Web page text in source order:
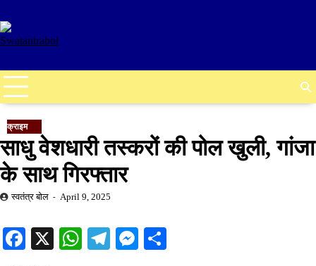
to
content
क्राइम
साधु वेशधारी तस्करों की पोल खुली, गांजा
के साथ गिरफ्तार
स्वतंत्र बोल April 9, 2025
Facebook
X WhatsApp
Telegram
Messenger